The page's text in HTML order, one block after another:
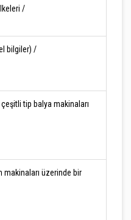
/
bilgiler) /
tip balya makinaları
makinaları üzerinde bir